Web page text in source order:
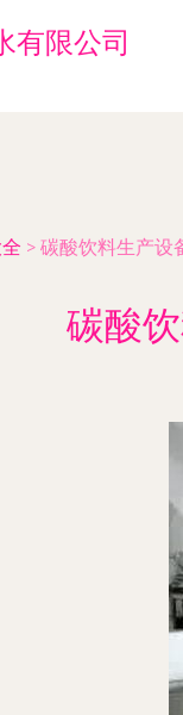
有限公司
> 碳酸饮料生产设
碳酸